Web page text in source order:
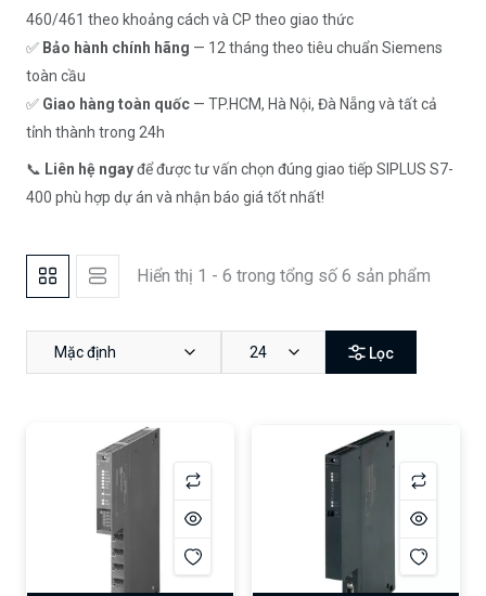
460/461 theo khoảng cách và CP theo giao thức
✅ Bảo hành chính hãng — 12 tháng theo tiêu chuẩn Siemens
toàn cầu
✅ Giao hàng toàn quốc — TP.HCM, Hà Nội, Đà Nẵng và tất cả
tỉnh thành trong 24h
📞 Liên hệ ngayđể được tư vấn chọn đúng giao tiếp SIPLUS S7-
400 phù hợp dự án và nhận báo giá tốt nhất!
Hiển thị 1 - 6 trong tổng số 6 sản phẩm
Mặc định 24 Lọc